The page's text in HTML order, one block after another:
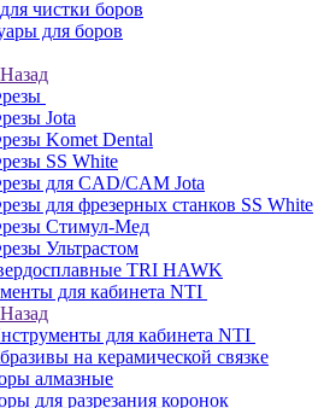
чистки боров
для боров
Назад
Jota
Komet Dental
SS White
для CAD/CAM Jota
для фрезерных станков SS White
Стимул-Мед
Ультрастом
TRI HAWK
для кабинета NTI
Назад
для кабинета NTI
на керамической связке
алмазные
для разрезания коронок